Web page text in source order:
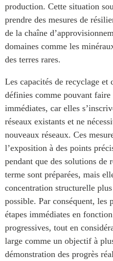
production. Cette situation
prendre des mesures de
de la chaîne
domaines comme les
des terres rares.
Les capacités de recyclage et
définies comme pouvant faire
immédiates, car elles
réseaux existants et ne
nouveaux réseaux. Ces
l’exposition à des points
pendant que des solutions de
terme sont préparées, mais
concentration structurelle
possible. Par conséquent,
étapes immédiates en
progressives, tout en
large comme un objectif à
démonstration des progrès